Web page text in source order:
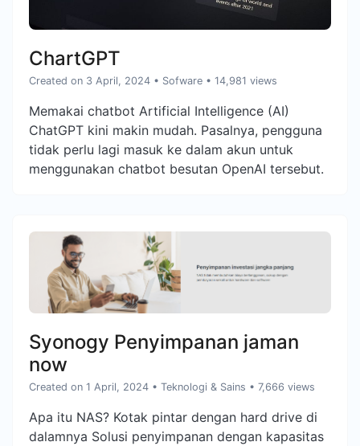
ChartGPT
Created on 3 April, 2024 • Sofware • 14,981 views
Memakai chatbot Artificial Intelligence (AI)
ChatGPT kini makin mudah. Pasalnya, pengguna
tidak perlu lagi masuk ke dalam akun untuk
menggunakan chatbot besutan OpenAI tersebut.
Syonogy Penyimpanan jaman
now
Created on 1 April, 2024 • Teknologi & Sains • 7,666 views
Apa itu NAS? Kotak pintar dengan hard drive di
dalamnya Solusi penyimpanan dengan kapasitas